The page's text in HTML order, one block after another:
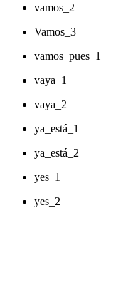
vamos_2
Vamos_3
vamos_pues_1
vaya_1
vaya_2
ya_está_1
ya_está_2
yes_1
yes_2